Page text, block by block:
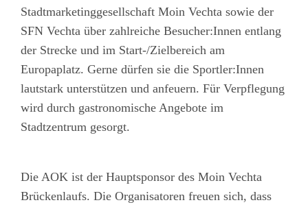
Stadtmarketinggesellschaft Moin Vechta sowie der
SFN Vechta über zahlreiche Besucher:Innen entlang
der Strecke und im Start-/Zielbereich am
Europaplatz. Gerne dürfen sie die Sportler:Innen
lautstark unterstützen und anfeuern. Für Verpflegung
wird durch gastronomische Angebote im
Stadtzentrum gesorgt.
Die AOK ist der Hauptsponsor des Moin Vechta
Brückenlaufs. Die Organisatoren freuen sich, dass